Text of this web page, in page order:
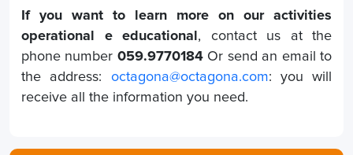
If you want to learn more
on our activities
operational
e educational , contact us at the
phone number 059.9770184Or send an email to
the address: octagona@octagona.com: you will
receive all the information you need.